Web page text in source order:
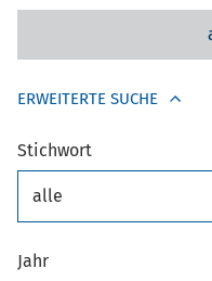
ERWEITERTE SUCHE
Stichwort
alle
Jahr